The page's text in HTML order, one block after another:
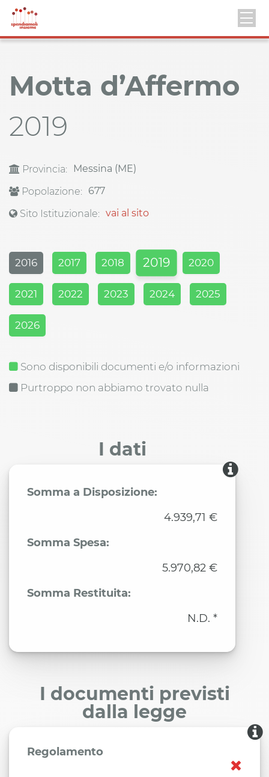
Motta d’Affermo
2019
Provincia:
Messina (ME)
Popolazione:
677
Sito Istituzionale: vai al sito
2016 2017 2018 2019 2020
2021 2022 2023 2024 2025
2026
Sono disponibili documenti e/o informazioni
Purtroppo non abbiamo trovato nulla
I dati
Somma a Disposizione:
4.939,71 €
Somma Spesa:
5.970,82 €
Somma Restituita:
N.D. *
I documenti previsti
dalla legge
Regolamento